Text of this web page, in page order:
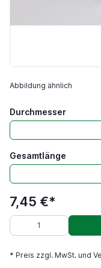
Abbildung ähnlich
Durchmesser
Gesamtlänge
7,45 €*
* Preis zzgl. MwSt. und